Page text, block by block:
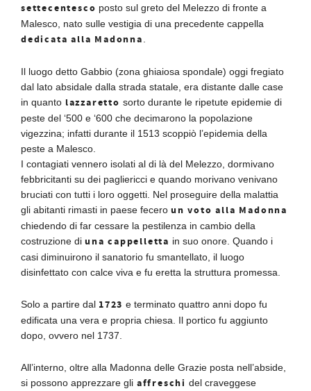
settecentesco posto sul greto del Melezzo di fronte a
Malesco, nato sulle vestigia di una precedente cappella
dedicata alla Madonna
Il luogo detto Gabbio (zona ghiaiosa spondale) oggi fregiato
dal lato absidale dalla strada statale, era distante dalle case
in quanto lazzaretto sorto durante le ripetute epidemie di
peste del ‘500 e ‘600 che decimarono la popolazione
vigezzina; infatti durante il 1513 scoppiò l’epidemia della
peste a Malesco.
I contagiati vennero isolati al di là del Melezzo, dormivano
febbricitanti su dei pagliericci e quando morivano venivano
bruciati con tutti i loro oggetti. Nel proseguire della malattia
gli abitanti rimasti in paese fecero un voto alla Madonna
chiedendo di far cessare la pestilenza in cambio della
costruzione di una cappelletta in suo onore. Quando i
casi diminuirono il sanatorio fu smantellato, il luogo
disinfettato con calce viva e fu eretta la struttura promessa.
Solo a partire dal 1723 e terminato quattro anni dopo fu
edificata una vera e propria chiesa. Il portico fu aggiunto
dopo, ovvero nel 1737.
All’interno, oltre alla Madonna delle Grazie posta nell’abside,
si possono apprezzare gli affreschi del craveggese